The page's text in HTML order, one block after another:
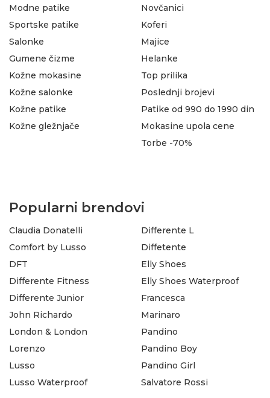
Modne patike
Sportske patike
Salonke
Gumene čizme
Novčanici
Koferi
Majice
Helanke
Kožne mokasine
Kožne salonke
Kožne patike
Kožne gležnjače
Top prilika
Poslednji brojevi
Patike od 990 do 1990 din
Mokasine upola cene
Torbe -70%
Popularni brendovi
Claudia Donatelli
Comfort by Lusso
DFT
Differente Fitness
Differente Junior
Differente L
Diffetente
Elly Shoes
Elly Shoes Waterproof
Francesca
John Richardo
London & London
Lorenzo
Lusso
Lusso Waterproof
Marinaro
Pandino
Pandino Boy
Pandino Girl
Salvatore Rossi